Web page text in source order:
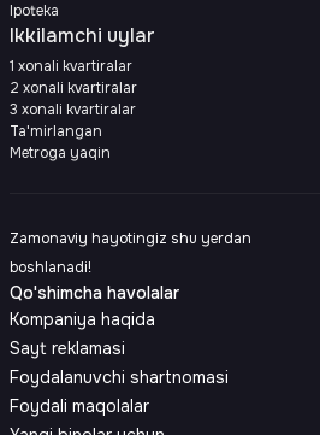
Ipoteka
Ikkilamchi uylar
1 xonali kvartiralar
2 xonali kvartiralar
3 xonali kvartiralar
Ta'mirlangan
Metroga yaqin
Zamonaviy hayotingiz shu yerdan
boshlanadi!
Qo'shimcha havolalar
Kompaniya haqida
Sayt reklamasi
Foydalanuvchi shartnomasi
Foydali maqolalar